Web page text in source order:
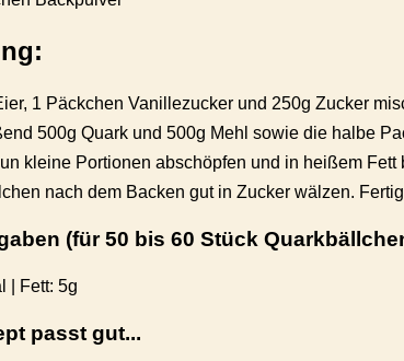
1 Päckchen Vanillezucker und 250g Zucker
500g Quark und 500g Mehl sowie die halbe
kleine Portionen abschöpfen und in heißem Fett
nach dem Backen gut in Zucker wälzen.
(für 50 bis 60 Stück
| Fett:5g
passt gut...